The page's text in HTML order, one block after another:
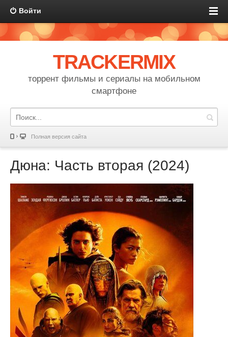
Войти
TRACKERMIX
торрент фильмы и сериалы на мобильном
смартфоне
Полная версия сайта
Дюна: Часть вторая (2024)